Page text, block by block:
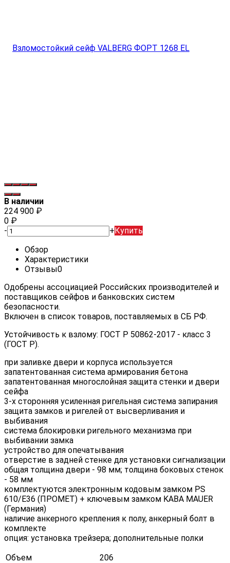
В наличии
224 900 ₽
0 ₽
-
+Купить
Обзор
Характеристики
Отзывы0
Одобрены ассоциацией Российских производителей и
поставщиков сейфов и банковских систем
безопасности.
Включен в список товаров, поставляемых в СБ РФ.
Устойчивость к взлому: ГОСТ Р 50862-2017 - класс 3
(ГОСТ Р).
при заливке двери и корпуса используется
запатентованная система армирования бетона
запатентованная многослойная защита стенки и двери
сейфа
3-х сторонняя усиленная ригельная система запирания
защита замков и ригелей от высверливания и
выбивания
система блокировки ригельного механизма при
выбивании замка
устройство для опечатывания
отверстие в задней стенке для установки сигнализации
общая толщина двери - 98 мм; толщина боковых стенок
- 58 мм
комплектуются электронным кодовым замком PS
610/E36 (ПРОМЕТ) + ключевым замком KABA MAUER
(Германия)
наличие анкерного крепления к полу, анкерный болт в
комплекте
опция: установка трейзера; дополнительные полки
Объем
206